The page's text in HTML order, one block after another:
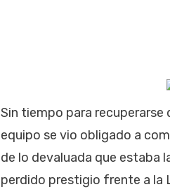
Sin tiempo para recuperarse
equipo se vio obligado a
de lo devaluada que estaba
perdido prestigio frente a la